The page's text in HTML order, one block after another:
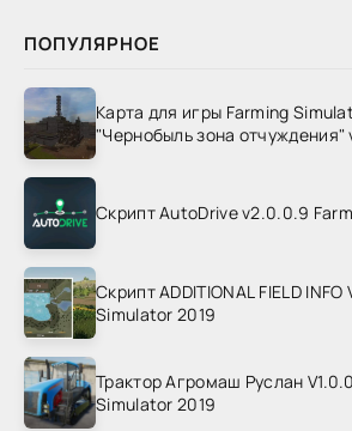
ПОПУЛЯРНОЕ
Карта для игры Farming
"Чернобыль зона отчуждения"
Скрипт AutoDrive v2.0.0.9
Скрипт ADDITIONAL FIELD
Simulator 2019
Трактор Агромаш Руслан
Simulator 2019